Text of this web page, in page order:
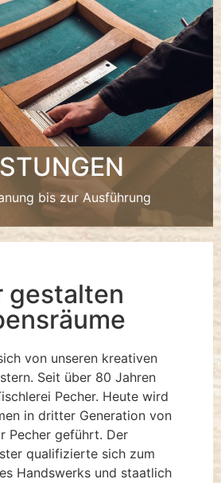
bis zur Ausführung
gestalten
von unseren kreativen
Seit über 80 Jahren
Pecher. Heute wird
in dritter Generation von
Pecher geführt. Der
qualifizierte sich zum
Handswerks und staatlich